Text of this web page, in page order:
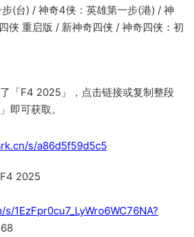
(台) / 神奇4侠：英雄第一步(港) / 神
侠 重启版 / 新神奇四侠 / 神奇四侠：初
「F4 2025」，点击链接或复制整段
即可获取。
s/a86d5f59d5c5
2025
1EzFpr0cu7_LyWro6WC76NA?